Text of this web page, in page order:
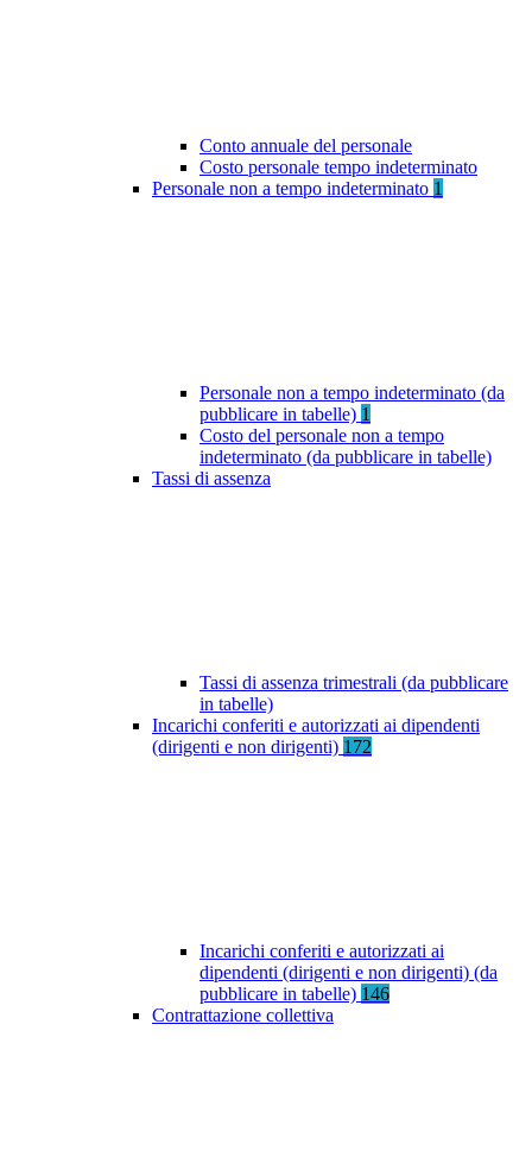
Conto annuale del personale
Costo personale tempo indeterminato
Personale non a tempo indeterminato 1
Personale non a tempo indeterminato (da
pubblicare in tabelle) 1
Costo del personale non a tempo
indeterminato (da pubblicare in tabelle)
Tassi di assenza
Tassi di assenza trimestrali (da pubblicare
in tabelle)
Incarichi conferiti e autorizzati ai dipendenti
(dirigenti e non dirigenti) 172
Incarichi conferiti e autorizzati ai
dipendenti (dirigenti e non dirigenti) (da
pubblicare in tabelle) 146
Contrattazione collettiva